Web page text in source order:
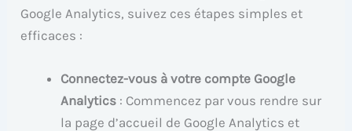
Google Analytics, suivez ces étapes simples et
efficaces :
Connectez-vous à votre compte Google
Analytics : Commencez par vous rendre sur
la page d’accueil de Google Analytics et